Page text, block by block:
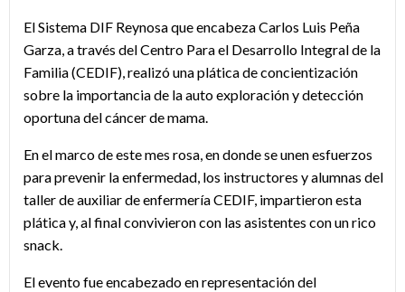
El Sistema DIF Reynosa que encabeza Carlos Luis Peña
Garza, a través del Centro Para el Desarrollo Integral de la
Familia (CEDIF), realizó una plática de concientización
sobre la importancia de la auto exploración y detección
oportuna del cáncer de mama.
En el marco de este mes rosa, en donde se unen esfuerzos
para prevenir la enfermedad, los instructores y alumnas del
taller de auxiliar de enfermería CEDIF, impartieron esta
plática y, al final convivieron con las asistentes con un rico
snack.
El evento fue encabezado en representación del